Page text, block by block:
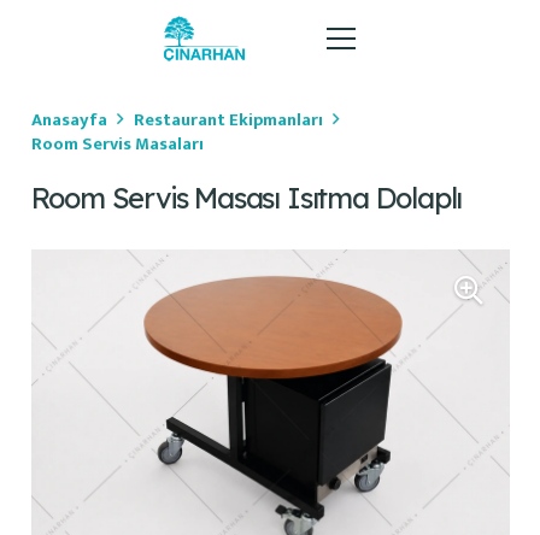
Anasayfa
Restaurant Ekipmanları
Room Servis Masaları
Room Servis Masası Isıtma Dolaplı